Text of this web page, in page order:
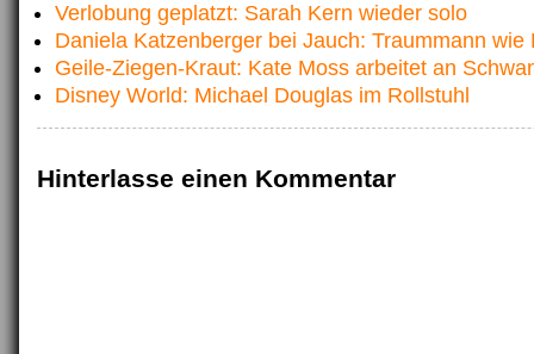
Verlobung geplatzt: Sarah Kern wieder solo
Daniela Katzenberger bei Jauch: Traummann wie
Geile-Ziegen-Kraut: Kate Moss arbeitet an
Disney World: Michael Douglas im Rollstuhl
Hinterlasse einen Kommentar